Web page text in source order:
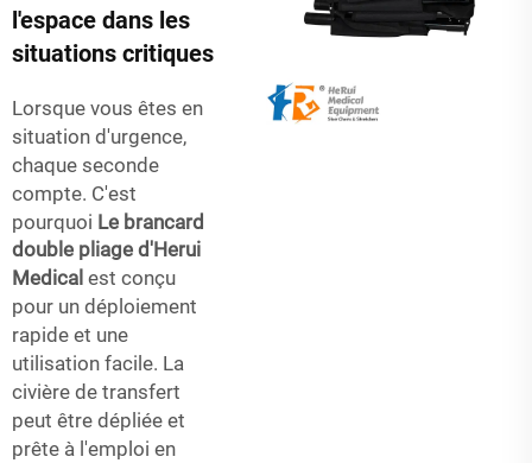
l'espace dans les
situations critiques
Lorsque vous êtes en
situation d'urgence,
chaque seconde
compte. C'est
pourquoi Le brancard
double pliage d'Herui
Medical est conçu
pour un déploiement
rapide et une
utilisation facile. La
civière de transfert
peut être dépliée et
prête à l'emploi en